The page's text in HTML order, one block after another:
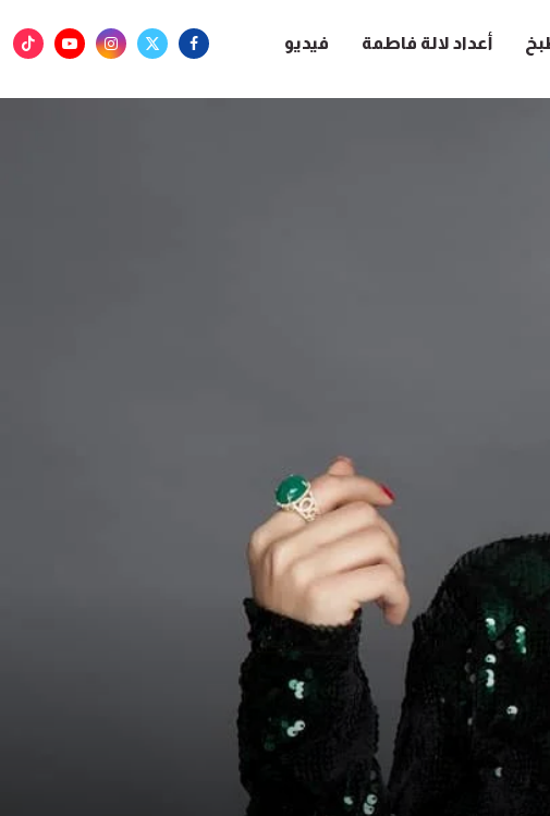
أعداد لالة فاطمة فيديو